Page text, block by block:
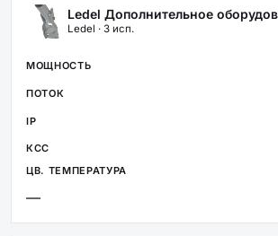
Ledel Дополнительное
Ledel · 3 исп.
—